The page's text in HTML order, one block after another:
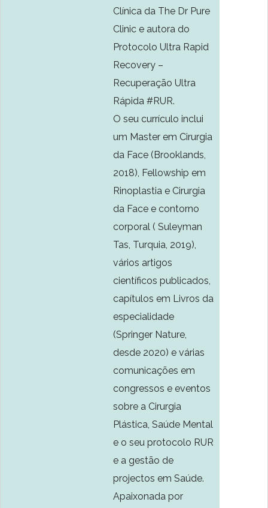
Clínica da The Dr Pure
Clinic e autora do
Protocolo Ultra Rapid
Recovery –
Recuperação Ultra
Rápida #RUR.
O seu currículo inclui
um Master em Cirurgia
da Face (Brooklands,
2018), Fellowship em
Rinoplastia e Cirurgia
da Face e contorno
corporal ( Suleyman
Tas, Turquia, 2019),
vários artigos
científicos publicados,
capítulos em Livros da
especialidade
(Springer Nature,
desde 2020) e várias
comunicações em
congressos e eventos
sobre a Cirurgia
Plástica, Saúde Mental
e o seu protocolo RUR
e a gestão de
projectos em Saúde.
Apaixonada por